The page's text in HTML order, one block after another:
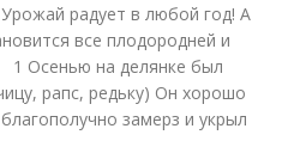
радует в любой год! А
все плодородней и
1 Осенью на делянке был
рапс, редьку) Он хорошо
замерз и укрыл